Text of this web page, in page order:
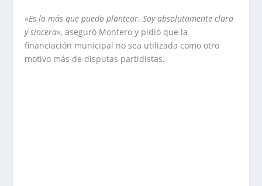
«Es lo más que puedo plantear. Soy absolutamente clara
y sincera», aseguró Montero y pidió que la
financiación municipal no sea utilizada como otro
motivo más de disputas partidistas.